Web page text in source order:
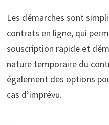
Les démarches sont
contrats en ligne, qui
souscription rapide et
nature temporaire du
également des options
cas d’imprévu.